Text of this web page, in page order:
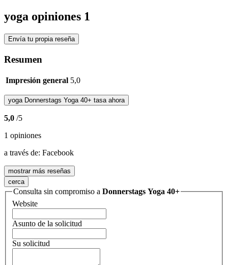
yoga opiniones 1
Envía tu propia reseña
Resumen
Impresión general 5,0
yoga Donnerstags Yoga 40+ tasa ahora
5,0 /5
1 opiniones
a través de: Facebook
mostrar más reseñas
cerca
Consulta sin compromiso a Donnerstags Yoga 40+
Website
Asunto de la solicitud
Su solicitud